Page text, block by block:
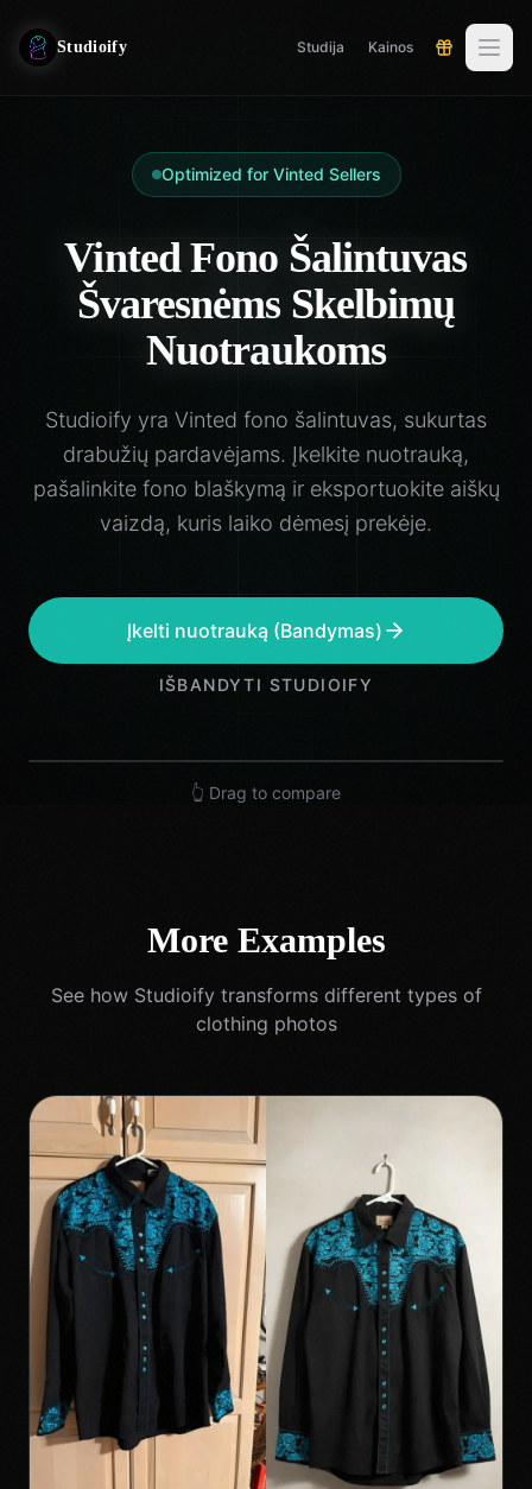
Studioify Studija Kainos
Optimized for Vinted Sellers
Vinted Fono Šalintuvas
Švaresnėms Skelbimų
Nuotraukoms
Studioify yra Vinted fono šalintuvas, sukurtas
drabužių pardavėjams. Įkelkite nuotrauką,
pašalinkite fono blaškymą ir eksportuokite aiškų
vaizdą, kuris laiko dėmesį prekėje.
Įkelti nuotrauką (Bandymas)
IŠBANDYTI STUDIOIFY
👆 Drag to compare
More Examples
See how Studioify transforms different types of
clothing photos